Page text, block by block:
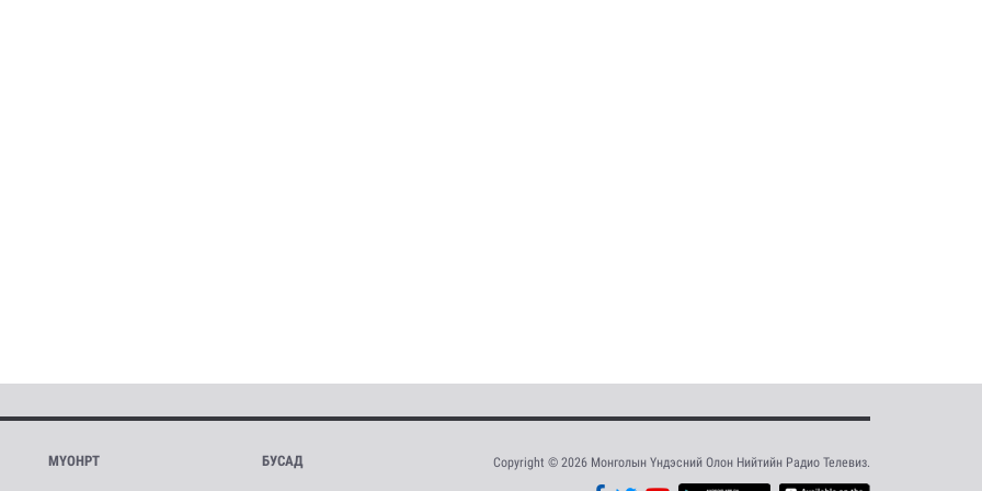
МҮОНРТ БУСАД Copyright © 2026 Монголын Үндэсний Олон Нийтийн Радио Телевиз.